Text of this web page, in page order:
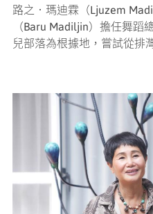
路之．瑪迪霖（Ljuzem
（Baru Madiljin）擔任舞蹈
兒部落為根據地，嘗試從排